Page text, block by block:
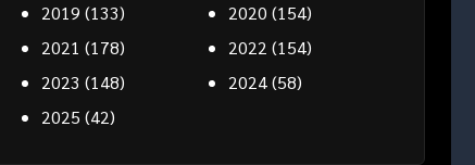
2019 (133) 2020 (154)
2021 (178) 2022 (154)
2023 (148) 2024(58)
2025 (42)